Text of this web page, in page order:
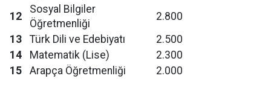
12
Sosyal Bilgiler
Öğretmenliği
2.800
13
Türk Dili ve Edebiyatı
2.500
14
Matematik (Lise)
2.300
15
Arapça Öğretmenliği 2.000